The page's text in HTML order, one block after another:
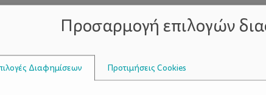
άρθρο :
Προσαρμογή επιλογών
Διαφημίσεων Προτιμήσεις Cookies